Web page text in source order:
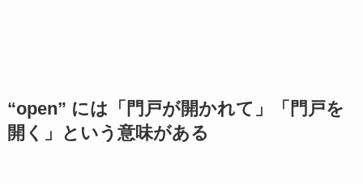
“open” には「門戸が開かれて」「門戸を
開く」という意味がある